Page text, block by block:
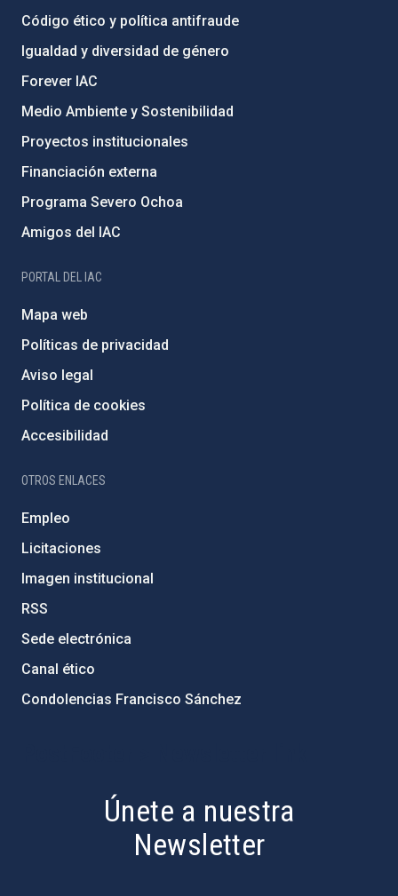
Código ético y política antifraude
Igualdad y diversidad de género
Forever IAC
Medio Ambiente y Sostenibilidad
Proyectos institucionales
Financiación externa
Programa Severo Ochoa
Amigos del IAC
PORTAL DEL IAC
Mapa web
Políticas de privacidad
Aviso legal
Política de cookies
Accesibilidad
OTROS ENLACES
Empleo
Licitaciones
Imagen institucional
RSS
Sede electrónica
Canal ético
Condolencias Francisco Sánchez
Únete a nuestra
Newsletter